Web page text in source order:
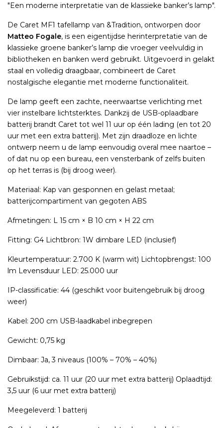
"Een moderne interpretatie van de klassieke banker’s lamp".
De Caret MF1 tafellamp van &Tradition, ontworpen door
Matteo Fogale, is een eigentijdse herinterpretatie van de
klassieke groene banker’s lamp die vroeger veelvuldig in
bibliotheken en banken werd gebruikt. Uitgevoerd in gelakt
staal en volledig draagbaar, combineert de Caret
nostalgische elegantie met moderne functionaliteit.
De lamp geeft een zachte, neerwaartse verlichting met
vier instelbare lichtsterktes. Dankzij de USB-oplaadbare
batterij brandt Caret tot wel 11 uur op één lading (en tot 20
uur met een extra batterij). Met zijn draadloze en lichte
ontwerp neem u de lamp eenvoudig overal mee naartoe –
of dat nu op een bureau, een vensterbank of zelfs buiten
op het terras is (bij droog weer).
Materiaal: Kap van gesponnen en gelast metaal;
batterijcompartiment van gegoten ABS
Afmetingen: L 15 cm × B 10 cm × H 22 cm
Fitting: G4 Lichtbron: 1W dimbare LED (inclusief)
Kleurtemperatuur: 2.700 K (warm wit) Lichtopbrengst: 100
lm Levensduur LED: 25.000 uur
IP-classificatie: 44 (geschikt voor buitengebruik bij droog
weer)
Kabel: 200 cm USB-laadkabel inbegrepen
Gewicht: 0,75 kg
Dimbaar: Ja, 3 niveaus (100% – 70% – 40%)
Gebruikstijd: ca. 11 uur (20 uur met extra batterij) Oplaadtijd:
3,5 uur (6 uur met extra batterij)
Meegeleverd: 1 batterij